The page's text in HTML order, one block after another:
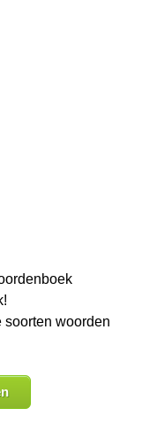
soorten woorden